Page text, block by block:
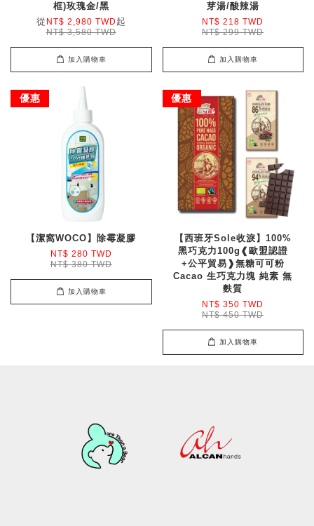
框)玫瑰金/黑
從 NT$ 2,980 TWD 起
NT$ 3,580 TWD
加入購物車
芽湯/酸辣湯
NT$ 218 TWD
NT$ 299 TWD
加入購物車
優惠
【潔窩WOCO】除霉凝膠
NT$ 280 TWD
NT$ 380 TWD
加入購物車
優惠
【西班牙Sole收淚】100%
黑巧克力100g❰歐盟認證
+公平貿易❱無糖可可粉
Cacao 生巧克力塊 純素 無
麩質
NT$ 350 TWD
NT$ 450 TWD
加入購物車